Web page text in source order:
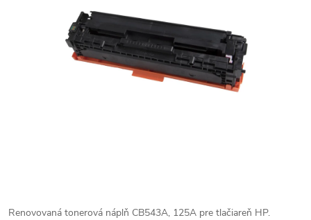
Renovovaná tonerová náplň CB543A, 125A pre tlačiareň HP.